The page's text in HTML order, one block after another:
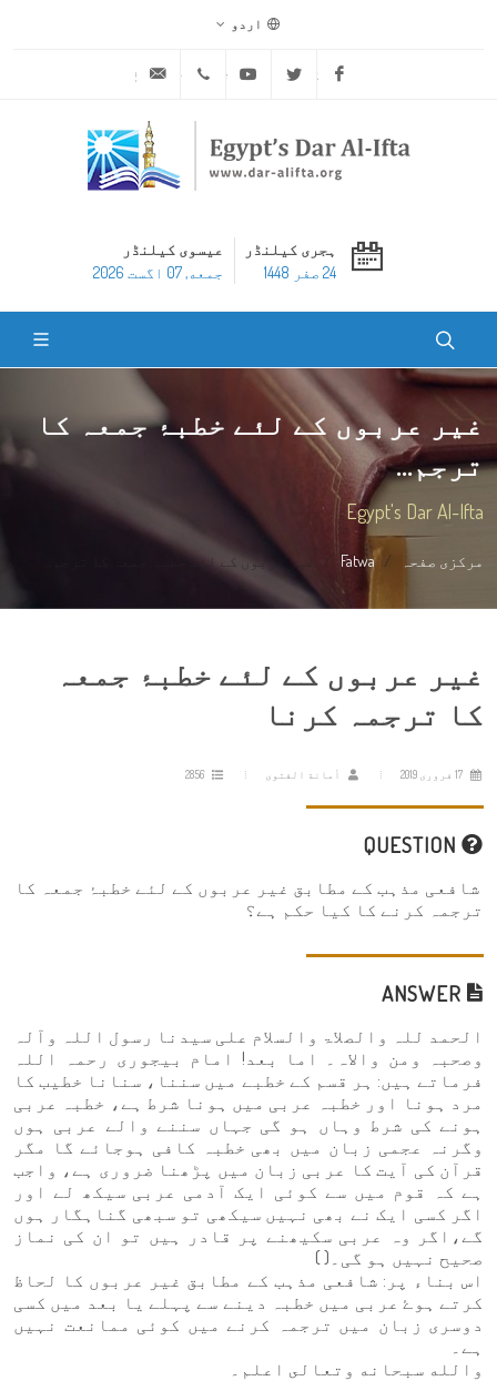
اردو
Facebook
Twitter
Youtube
ہجری کیلنڈر
24 صفر 1448
عیسوی کیلنڈر
جمعه, 07 اگست 2026
غیر عربوں کے لئے خطبۂ جمعہ کا
ترجم...
Egypt's Dar Al-Ifta
مرکزی صفحہ Fatwa غیر عربوں کے لئے خطبۂ جمعہ کا ترجم...
غیر عربوں کے لئے خطبۂ جمعہ
کا ترجمہ کرنا
أمانة الفتوى 2856
شافعی مذہب کے مطابق غیر عربوں کے لئے خطبۂ جمعہ کا
ترجمہ کرنے کا کیا حکم ہے؟
الحمد للہ والصلاۃ والسلام علی سیدنا رسول اللہ وآلہ
وصحبہ ومن والاہ۔ اما بعد! امام بیجوری رحمہ اللہ
فرماتے ہیں: ہر قسم کے خطبے میں سننا، سنانا خطیب کا
مرد ہونا اور خطبہ عربی میں ہونا شرط ہے، خطبہ عربی
ہونے کی شرط وہاں ہو گی جہاں سننے والے عربی ہوں
وگرنہ عجمی زبان میں بھی خطبہ کافی ہوجائے گا مگر
قرآن کی آیت کا عربی زبان میں پڑھنا ضروری ہے، واجب
ہے کہ قوم میں سے کوئی ایک آدمی عربی سیکھ لے اور
اگر کسی ایک نے بھی نہیں سیکھی تو سبھی گناہگار ہوں
گے،اگر وہ عربی سکیھنے پر قادر ہیں تو ان کی نماز
صحیح نہیں ہو گی۔( )
اس بناء پر: شافعی مذہب کے مطابق غیر عربوں کا لحاظ
کرتے ہوۓ عربی میں خطبہ دینے سے پہلے یا بعد میں کسی
دوسری زبان میں ترجمہ کرنے میں کوئی ممانعت نہیں
ہے۔
والله سبحانه وتعالى اعلم۔